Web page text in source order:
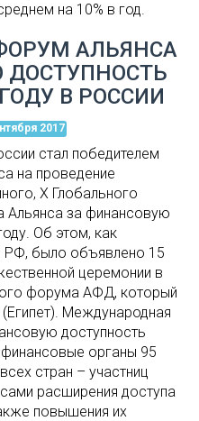
на 10% в год.
АЛЬЯНСА
В РОССИИ
2017
стал победителем
на проведение
Х Глобального
Альянса за финансовую
Об этом, как
РФ, было объявлено 15
церемонии в
форума АФД, который
Международная
доступность
органы 95
стран – участниц
расширения доступа
повышения их